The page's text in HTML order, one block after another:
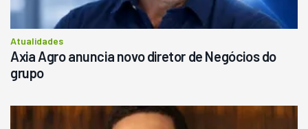
Atualidades
Axia Agro anuncia novo diretor de Negócios do
grupo